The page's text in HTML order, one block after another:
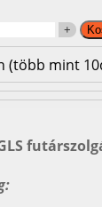
(több mint